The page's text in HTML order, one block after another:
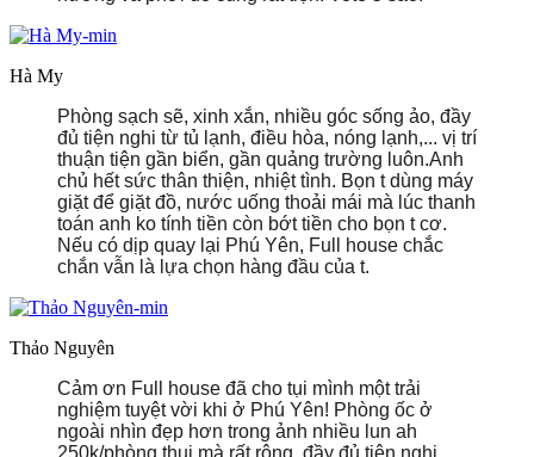
Hà My
Phòng sạch sẽ, xinh xắn, nhiều góc sống ảo, đầy
đủ tiện nghi từ tủ lạnh, điều hòa, nóng lạnh,... vị trí
thuận tiện gần biển, gần quảng trường luôn.Anh
chủ hết sức thân thiện, nhiệt tình. Bọn t dùng máy
giặt để giặt đồ, nước uống thoải mái mà lúc thanh
toán anh ko tính tiền còn bớt tiền cho bọn t cơ.
Nếu có dịp quay lại Phú Yên, Full house chắc
chắn vẫn là lựa chọn hàng đầu của t.
Thảo Nguyên
Cảm ơn Full house đã cho tụi mình một trải
nghiệm tuyệt vời khi ở Phú Yên! Phòng ốc ở
ngoài nhìn đẹp hơn trong ảnh nhiều lun ah
250k/phòng thui mà rất rộng, đầy đủ tiện nghi